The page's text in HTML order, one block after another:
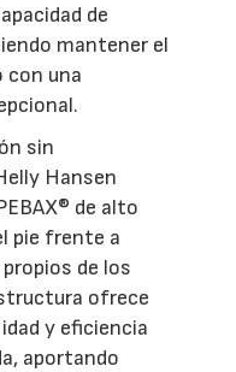
de
mantener el
una
sin
Hansen
de alto
pie frente a
de los
ofrece
y eficiencia
aportando